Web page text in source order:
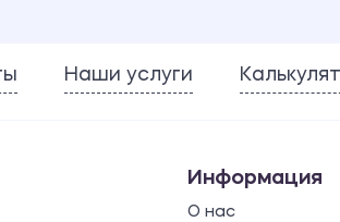
Наши услуги
Информация
О нас